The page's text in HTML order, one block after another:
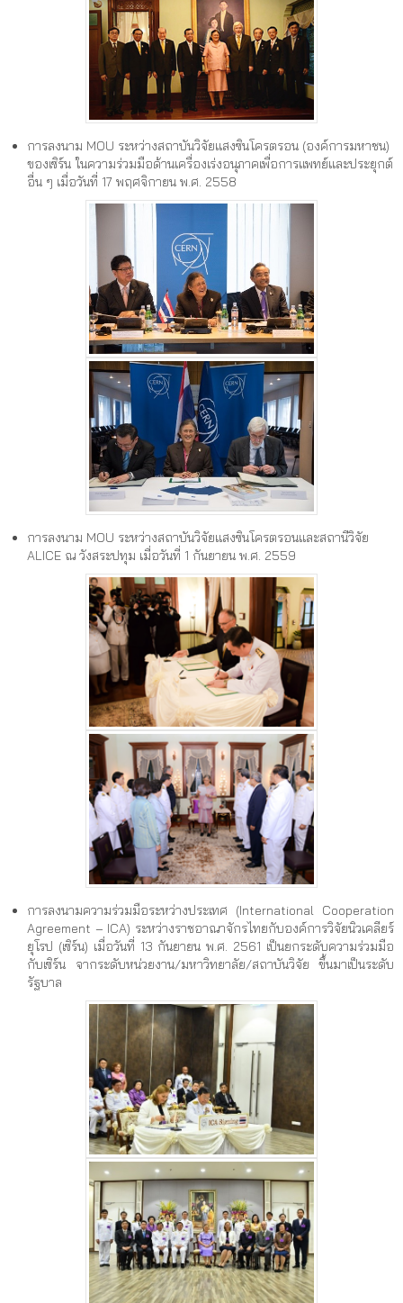
การลงนาม MOU ระหว่างสถาบันวิจัยแสงซินโครตรอน (องค์การมหาชน)
ของเซิร์น ในความร่วมมือด้านเครื่องเร่งอนุภาคเพื่อการแพทย์และประยุกต์
อื่น ๆ เมื่อวันที่ 17 พฤศจิกายน พ.ศ. 2558
การลงนาม MOU ระหว่างสถาบันวิจัยแสงซินโครตรอนและสถานีวิจัย
ALICE ณ วังสระปทุม เมื่อวันที่ 1 กันยายน พ.ศ. 2559
การลงนามความร่วมมือระหว่างประเทศ (International Cooperation
Agreement – ICA) ระหว่างราชอาณาจักรไทยกับองค์การวิจัยนิวเคลียร์
ยุโรป (เซิร์น) เมื่อวันที่ 13 กันยายน พ.ศ. 2561 เป็นยกระดับความร่วมมือ
กับเซิร์น จากระดับหน่วยงาน/มหาวิทยาลัย/สถาบันวิจัย ขึ้นมาเป็นระดับ
รัฐบาล